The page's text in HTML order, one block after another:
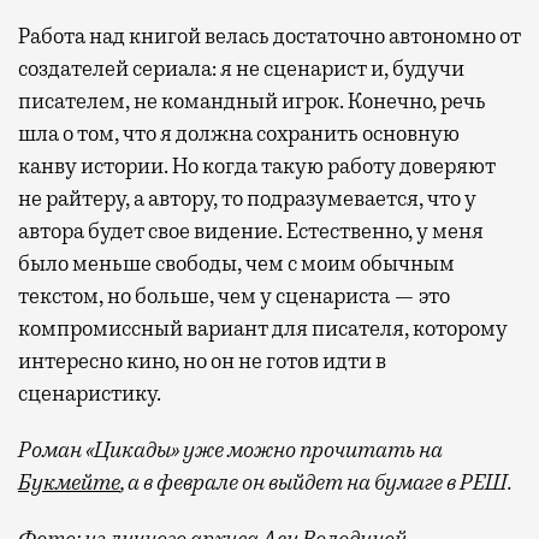
Работа над книгой велась достаточно автономно от
создателей сериала: я не сценарист и, будучи
писателем, не командный игрок. Конечно, речь
шла о том, что я должна сохранить основную
канву истории. Но когда такую работу доверяют
не райтеру, а автору, то подразумевается, что у
автора будет свое видение. Естественно, у меня
было меньше свободы, чем с моим обычным
текстом, но больше, чем у сценариста — это
компромиссный вариант для писателя, которому
интересно кино, но он не готов идти в
сценаристику.
Роман «Цикады» уже можно прочитать на
Букмейте, а в феврале он выйдет на бумаге в РЕШ.